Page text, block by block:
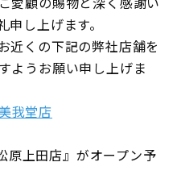
し上げます。
近くの下記の弊社店舗を
ようお願い申し上げま
我堂店
原上田店』がオープン予